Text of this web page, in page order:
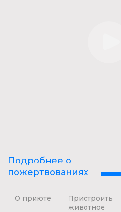
Подробнее о
пожертвованиях
О приюте
Пристроить
животное